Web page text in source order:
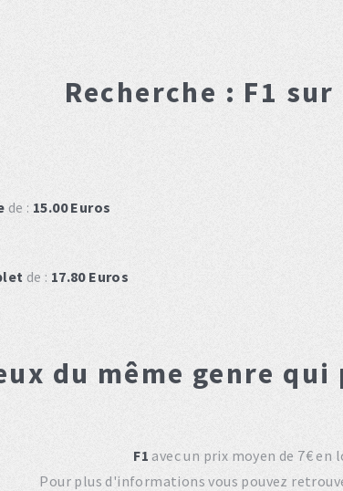
Recherche : F1 sur
de : 15.00Euros
de : 17.80Euros
du même genre
F1 avec un prix moyen de 7€ en
Pour plus d'informations vous pouvez